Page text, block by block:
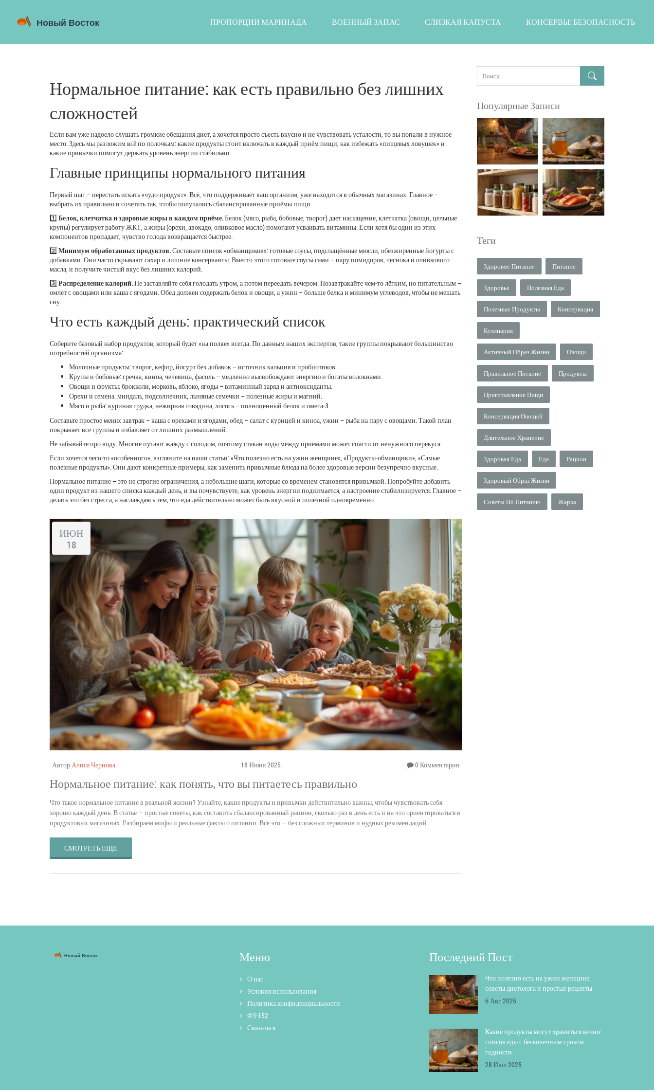
ПРОПОРЦИИ МАРИНАДА ВОЕННЫЙ ЗАПАС СЛИЗКАЯ КАПУСТА КОНСЕРВЫ: БЕЗОПАСНОСТЬ
Нормальное питание: как есть правильно без лишних
сложностей
Если вам уже надоело слушать громкие обещания диет, а хочется просто съесть вкусно и не чувствовать усталости, то вы попали в нужное
место. Здесь мы разложим всё по полочкам: какие продукты стоит включать в каждый приём пищи, как избежать «пищевых ловушек» и
какие привычки помогут держать уровень энергии стабильно.
Главные принципы нормального питания
Первый шаг – перестать искать «чудо‑продукт». Всё, что поддерживает ваш организм, уже находится в обычных магазинах. Главное –
выбрать их правильно и сочетать так, чтобы получались сбалансированные приёмы пищи.
1️⃣Белок, клетчатка и здоровые жиры в каждом приёме.Белок (мясо, рыба, бобовые, творог) дает насыщение, клетчатка (овощи, цельные
крупы) регулирует работу ЖКТ, а жиры (орехи, авокадо, оливковое масло) помогают усваивать витамины. Если хотя бы один из этих
компонентов пропадает, чувство голода возвращается быстрее.
2️⃣Минимум обработанных продуктов.Составьте список «обманщиков»: готовые соусы, подслащённые мюсли, обезжиренные йогурты с
добавками. Они часто скрывают сахар и лишние консерванты. Вместо этого готовьте соусы сами – пару помидоров, чеснока и оливкового
масла, и получите чистый вкус без лишних калорий.
3️⃣Распределение калорий.Не заставляйте себя голодать утром, а потом переедать вечером. Позавтракайте чем‑то лёгким, но питательным –
омлет с овощами или каша с ягодами. Обед должен содержать белок и овощи, а ужин – больше белка и минимум углеводов, чтобы не мешать
сну.
Что есть каждый день: практический список
Соберите базовый набор продуктов, который будет «на полке» всегда. По данным наших экспертов, такие группы покрывают большинство
потребностей организма:
Молочные продукты: творог, кефир, йогурт без добавок – источник кальция и пробиотиков.
Крупы и бобовые: гречка, киноа, чечевица, фасоль – медленно высвобождают энергию и богаты волокнами.
Овощи и фрукты: брокколи, морковь, яблоко, ягоды – витаминный заряд и антиоксиданты.
Орехи и семена: миндаль, подсолнечник, льняные семечки – полезные жиры и магний.
Мясо и рыба: куриная грудка, нежирная говядина, лосось – полноценный белок и омега‑3.
Составьте простое меню: завтрак – каша с орехами и ягодами, обед – салат с курицей и киноа, ужин – рыба на пару с овощами. Такой план
покрывает все группы и избавляет от лишних размышлений.
Не забывайте про воду. Многие путают жажду с голодом, поэтому стакан воды между приёмами может спасти от ненужного перекуса.
Если хочется чего‑то «особенного», взгляните на наши статьи: «Что полезно есть на ужин женщине», «Продукты‑обманщики», «Самые
полезные продукты». Они дают конкретные примеры, как заменить привычные блюда на более здоровые версии безупречно вкусные.
Нормальное питание – это не строгие ограничения, а небольшие шаги, которые со временем становятся привычкой. Попробуйте добавить
один продукт из нашего списка каждый день, и вы почувствуете, как уровень энергии поднимается, а настроение стабилизируется. Главное –
делать это без стресса, а наслаждаясь тем, что еда действительно может быть вкусной и полезной одновременно.
ИЮН
18
АвторАлиса Чернова 18 Июня 2025 0 Комментарии
Нормальное питание: как понять, что вы питаетесь правильно
Что такое нормальное питание в реальной жизни? Узнайте, какие продукты и привычки действительно важны, чтобы чувствовать себя
хорошо каждый день. В статье — простые советы, как составить сбалансированный рацион, сколько раз в день есть и на что ориентироваться в
продуктовых магазинах. Разбираем мифы и реальные факты о питании. Всё это — без сложных терминов и нудных рекомендаций.
СМОТРЕТЬ ЕЩЕ
Популярные Записи
Теги
Здоровое Питание Питание
Здоровье Полезная Еда
Полезные Продукты Консервация
Кулинария
Активный Образ Жизни Овощи
Правильное Питание Продукты
Приготовление Пищи
Консервация Овощей
Длительное Хранение
Здоровая Еда Еда Рацион
Здоровый Образ Жизни
Советы По Питанию Жарка
Меню
О нас
Условия использования
Политика конфиденциальности
ФЗ-152
Связаться
Последний Пост
Что полезно есть на ужин женщине:
советы диетолога и простые рецепты
6 Авг 2025
Какие продукты могут храниться вечно:
список еды с бесконечным сроком
годности
28 Июл 2025